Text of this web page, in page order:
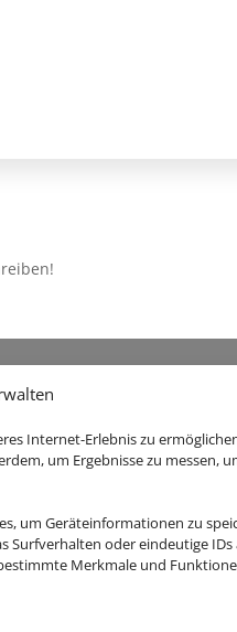
Internet-Erlebnis zu
um Ergebnisse zu messen,
um Geräteinformationen zu
Surfverhalten oder eindeutige
Merkmale und